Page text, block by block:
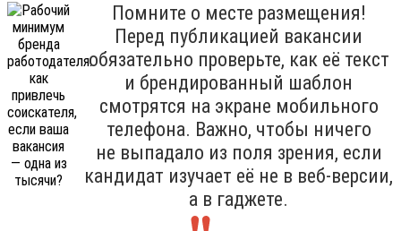
Помните о месте размещения!
Перед публикацией вакансии
обязательно проверьте, как её текст
и брендированный шаблон
смотрятся на экране мобильного
телефона. Важно, чтобы ничего
не выпадало из поля зрения, если
кандидат изучает её не в веб-версии,
а в гаджете.